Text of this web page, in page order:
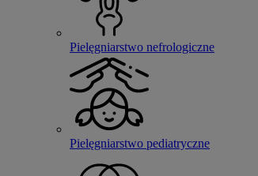
Pielęgniarstwo nefrologiczne
Pielęgniarstwo pediatryczne